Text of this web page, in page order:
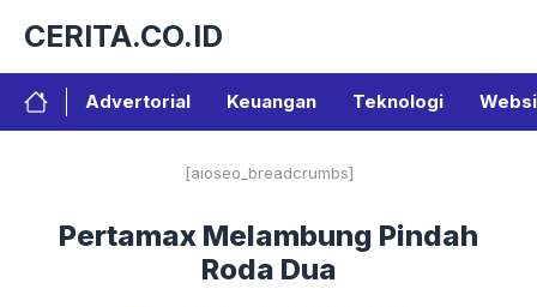
isi
CERITA.CO.ID
Advertorial Keuangan Teknologi
[aioseo_breadcrumbs]
Pertamax Melambung Pindah
Roda Dua